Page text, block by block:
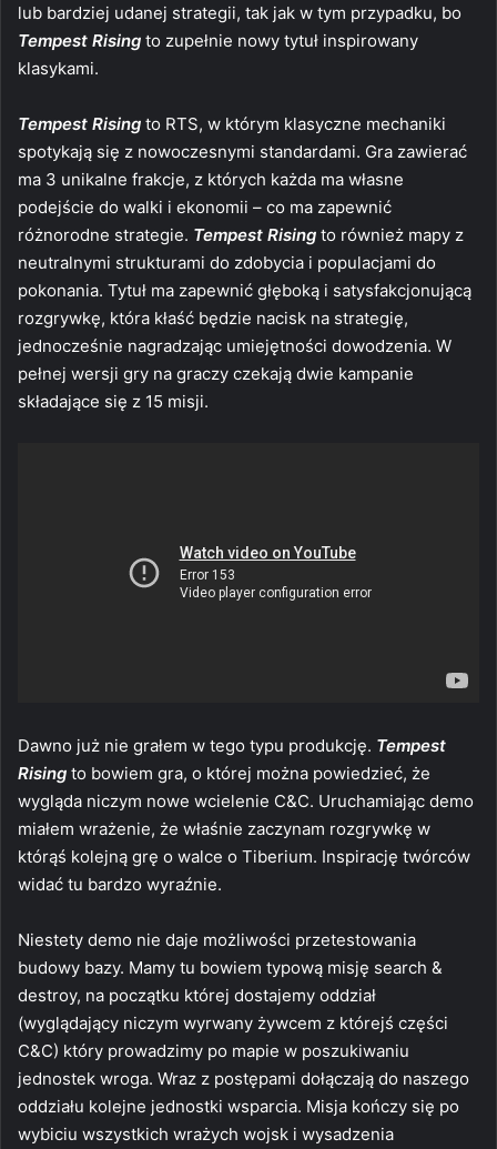
lub bardziej udanej strategii, tak jak w tym przypadku, bo
Tempest Rising to zupełnie nowy tytuł inspirowany
klasykami.
Tempest Rising to RTS, w którym klasyczne mechaniki
spotykają się z nowoczesnymi standardami. Gra zawierać
ma 3 unikalne frakcje, z których każda ma własne
podejście do walki i ekonomii – co ma zapewnić
różnorodne strategie. Tempest Rising to również mapy z
neutralnymi strukturami do zdobycia i populacjami do
pokonania. Tytuł ma zapewnić głęboką i satysfakcjonującą
rozgrywkę, która kłaść będzie nacisk na strategię,
jednocześnie nagradzając umiejętności dowodzenia. W
pełnej wersji gry na graczy czekają dwie kampanie
składające się z 15 misji.
Dawno już nie grałem w tego typu produkcję. Tempest
Rising to bowiem gra, o której można powiedzieć, że
wygląda niczym nowe wcielenie C&C. Uruchamiając demo
miałem wrażenie, że właśnie zaczynam rozgrywkę w
którąś kolejną grę o walce o Tiberium. Inspirację twórców
widać tu bardzo wyraźnie.
Niestety demo nie daje możliwości przetestowania
budowy bazy. Mamy tu bowiem typową misję search &
destroy, na początku której dostajemy oddział
(wyglądający niczym wyrwany żywcem z którejś części
C&C) który prowadzimy po mapie w poszukiwaniu
jednostek wroga. Wraz z postępami dołączają do naszego
oddziału kolejne jednostki wsparcia. Misja kończy się po
wybiciu wszystkich wrażych wojsk i wysadzenia